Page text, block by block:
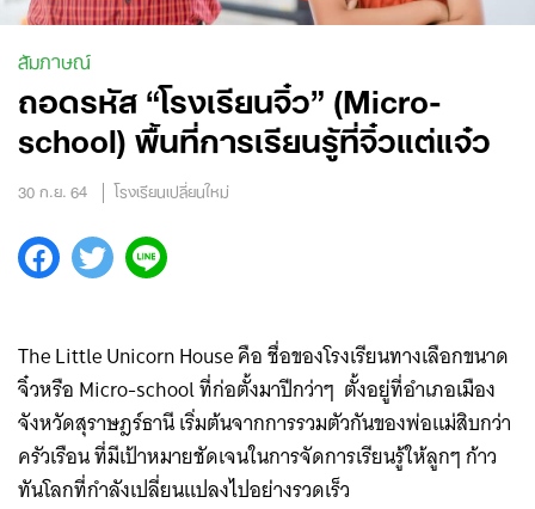
สัมภาษณ์
ถอดรหัส “โรงเรียนจิ๋ว” (Micro-
school) พื้นที่การเรียนรู้ที่จิ๋วแต่แจ๋ว
30 ก.ย. 64 โรงเรียนเปลี่ยนใหม่
The Little Unicorn House คือ ชื่อของโรงเรียนทางเลือกขนาด
จิ๋วหรือ Micro-school ที่ก่อตั้งมาปีกว่าๆ ตั้งอยู่ที่อำเภอเมือง
จังหวัดสุราษฎร์ธานี เริ่มต้นจากการรวมตัวกันของพ่อแม่สิบกว่า
ครัวเรือน ที่มีเป้าหมายชัดเจนในการจัดการเรียนรู้ให้ลูกๆ ก้าว
ทันโลกที่กำลังเปลี่ยนแปลงไปอย่างรวดเร็ว